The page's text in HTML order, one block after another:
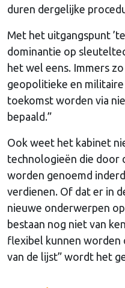
duren dergelijke
Met het uitgangspunt
dominantie op
het wel eens. Immers
geopolitieke en
toekomst worden via
bepaald.”
Ook weet het kabinet
technologieën die door
worden genoemd
verdienen. Of dat er in
nieuwe onderwerpen
bestaan nog niet van
flexibel kunnen worden
van de lijst” wordt het